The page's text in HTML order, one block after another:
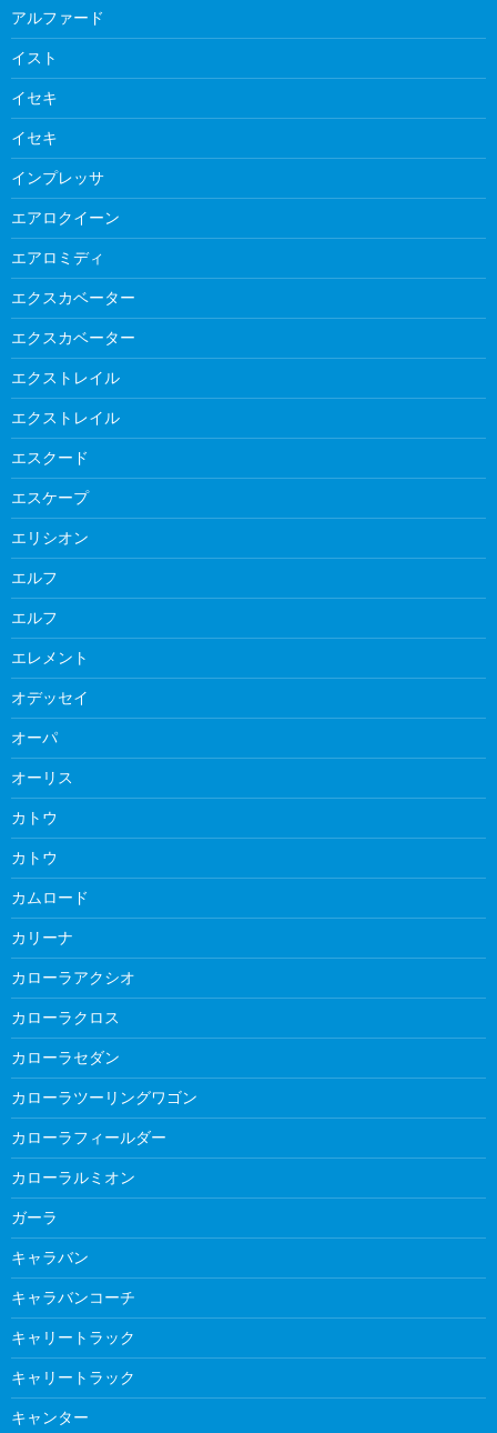
アルファード
イスト
イセキ
イセキ
インプレッサ
エアロクイーン
エアロミディ
エクスカベーター
エクスカベーター
エクストレイル
エクストレイル
エスクード
エスケープ
エリシオン
エルフ
エルフ
エレメント
オデッセイ
オーパ
オーリス
カトウ
カトウ
カムロード
カリーナ
カローラアクシオ
カローラクロス
カローラセダン
カローラツーリングワゴン
カローラフィールダー
カローラルミオン
ガーラ
キャラバン
キャラバンコーチ
キャリートラック
キャリートラック
キャンター